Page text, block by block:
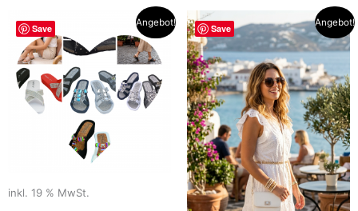
Save
Angebot!
inkl. 19 % MwSt.
Preis
war:
84,90 €
ist:
39,00 €.
Save
Angebot!
Preis
war:
99,90 €
Preis
ist:
49,90 €.